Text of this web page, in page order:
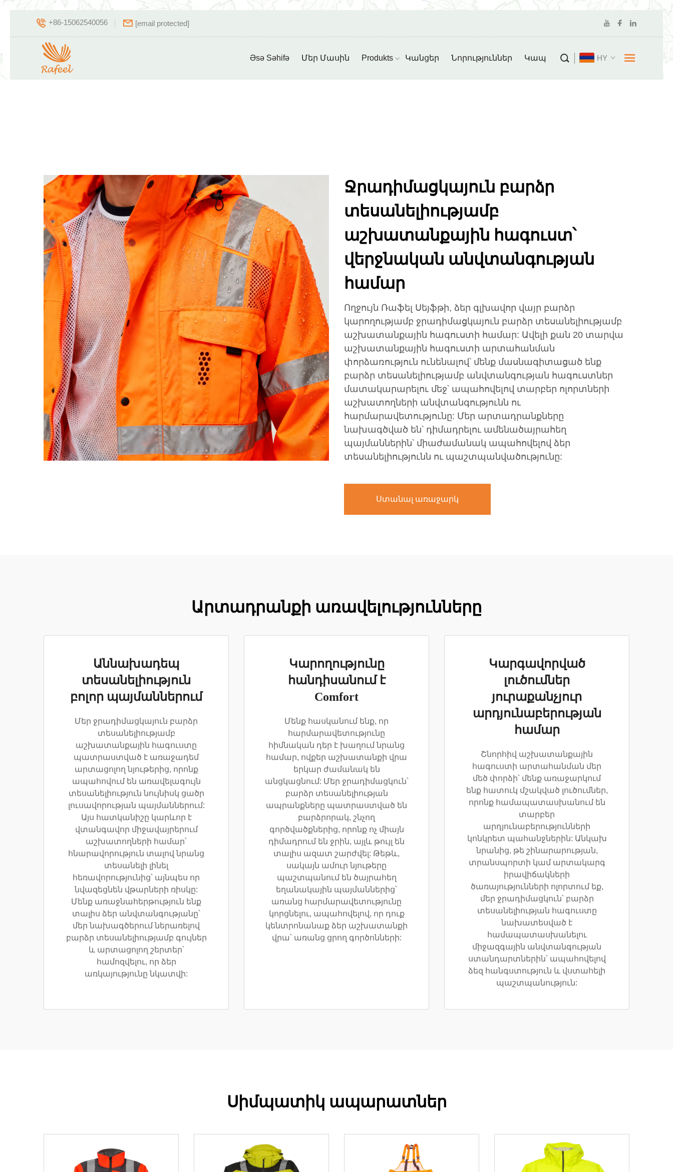
+86-15062540056 [email protected]
Əsə Səhifə Մեր Մասին Produkts Կանցեր Նորություններ Կապ HY
Ջրադիմացկայուն բարձր
տեսանելիությամբ
աշխատանքային հագուստ՝
վերջնական անվտանգության
համար
Ողջույն Ռաֆել Սեյֆթի, ձեր գլխավոր վայր բարձր
կարողությամբ ջրադիմացկայուն բարձր տեսանելիությամբ
աշխատանքային հագուստի համար: Ավելի քան 20 տարվա
աշխատանքային հագուստի արտահանման
փորձառություն ունենալով՝ մենք մասնագիտացած ենք
բարձր տեսանելիությամբ անվտանգության հագուստներ
մատակարարելու մեջ՝ ապահովելով տարբեր ոլորտների
աշխատողների անվտանգությունն ու
հարմարավետությունը: Մեր արտադրանքները
նախագծված են՝ դիմադրելու ամենածայրահեղ
պայմաններին՝ միաժամանակ ապահովելով ձեր
տեսանելիությունն ու պաշտպանվածությունը:
Ստանալ առաջարկ
Արտադրանքի առավելությունները
Աննախադեպ
տեսանելիություն
բոլոր պայմաններում
Մեր ջրադիմացկայուն բարձր
տեսանելիությամբ
աշխատանքային հագուստը
պատրաստված է առաջադեմ
արտացոլող նյութերից, որոնք
ապահովում են առավելագույն
տեսանելիություն նույնիսկ ցածր
լուսավորության պայմաններում:
Այս հատկանիշը կարևոր է
վտանգավոր միջավայրերում
աշխատողների համար՝
հնարավորություն տալով նրանց
տեսանելի լինել
հեռավորությունից՝ այնպես որ
նվազեցնեն վթարների ռիսկը:
Մենք առաջնահերթություն ենք
տալիս ձեր անվտանգությանը՝
մեր նախագծերում ներառելով
բարձր տեսանելիությամբ գույներ
և արտացոլող շերտեր՝
համոզվելու, որ ձեր
առկայությունը նկատվի:
Կարողությունը
հանդիսանում է
Comfort
Մենք հասկանում ենք, որ
հարմարավետությունը
հիմնական դեր է խաղում նրանց
համար, ովքեր աշխատանքի վրա
երկար ժամանակ են
անցկացնում: Մեր ջրադիմացկուն՝
բարձր տեսանելիության
ապրանքները պատրաստված են
բարձրորակ, շնչող
գործվածքներից, որոնք ոչ միայն
դիմադրում են ջրին, այլև թույլ են
տալիս ազատ շարժվել: Թեթև,
սակայն ամուր նյութերը
պաշտպանում են ծայրահեղ
եղանակային պայմաններից՝
առանց հարմարավետությունը
կորցնելու, ապահովելով, որ դուք
կենտրոնանաք ձեր աշխատանքի
վրա՝ առանց ցրող գործոնների:
Կարգավորված
լուծումներ
յուրաքանչյուր
արդյունաբերության
համար
Շնորհիվ աշխատանքային
հագուստի արտահանման մեր
մեծ փորձի՝ մենք առաջարկում
ենք հատուկ մշակված լուծումներ,
որոնք համապատասխանում են
տարբեր
արդյունաբերությունների
կոնկրետ պահանջներին: Անկախ
նրանից, թե շինարարության,
տրանսպորտի կամ արտակարգ
իրավիճակների
ծառայությունների ոլորտում եք,
մեր ջրադիմացկուն՝ բարձր
տեսանելիության հագուստը
նախատեսված է
համապատասխանելու
միջազգային անվտանգության
ստանդարտներին՝ ապահովելով
ձեզ հանգստություն և վստահելի
պաշտպանություն:
Սիմպատիկ ապարատներ